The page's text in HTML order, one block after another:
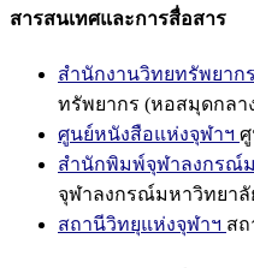
สารสนเทศและการสื่อสาร
สำนักงานวิทยทรัพยาก
ทรัพยากร (หอสมุดกลา
ศูนย์หนังสือแห่งจุฬาฯ
สำนักพิมพ์จุฬาลงกรณ์
จุฬาลงกรณ์มหาวิทยาลั
สถานีวิทยุแห่งจุฬาฯ ส